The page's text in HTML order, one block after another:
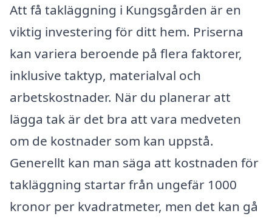
Att få takläggning i Kungsgården är en
viktig investering för ditt hem. Priserna
kan variera beroende på flera faktorer,
inklusive taktyp, materialval och
arbetskostnader. När du planerar att
lägga tak är det bra att vara medveten
om de kostnader som kan uppstå.
Generellt kan man säga att kostnaden för
takläggning startar från ungefär 1000
kronor per kvadratmeter, men det kan gå